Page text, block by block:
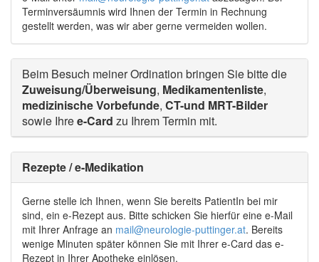
Terminversäumnis wird Ihnen der Termin in Rechnung
gestellt werden, was wir aber gerne vermeiden wollen.
Beim Besuch meiner Ordination bringen Sie bitte die
Zuweisung/Überweisung, Medikamentenliste,
medizinische Vorbefunde, CT-und MRT-Bilder
sowie Ihree-Card zu Ihrem Termin mit.
Rezepte / e-Medikation
Gerne stelle ich Ihnen, wenn Sie bereits PatientIn bei mir
sind, ein e-Rezept aus. Bitte schicken Sie hierfür eine e-Mail
mit Ihrer Anfrage an mail@neurologie-puttinger.at. Bereits
wenige Minuten später können Sie mit Ihrer e-Card das e-
Rezept in Ihrer Apotheke einlösen.